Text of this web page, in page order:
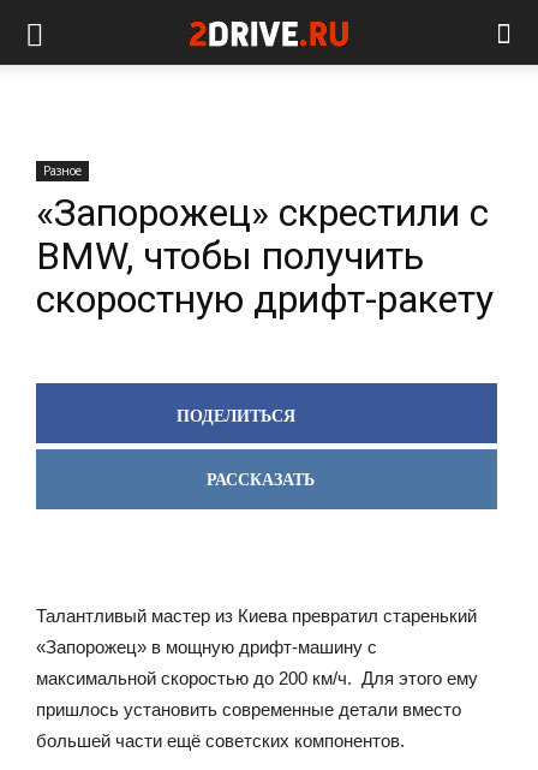
Разное
«Запорожец» скрестили с
BMW, чтобы получить
скоростную дрифт-ракету
ПОДЕЛИТЬСЯ
РАССКАЗАТЬ
Талантливый мастер из Киева превратил старенький
«Запорожец» в мощную дрифт-машину с
максимальной скоростью до 200 км/ч. Для этого ему
пришлось установить современные детали вместо
большей части ещё советских компонентов.